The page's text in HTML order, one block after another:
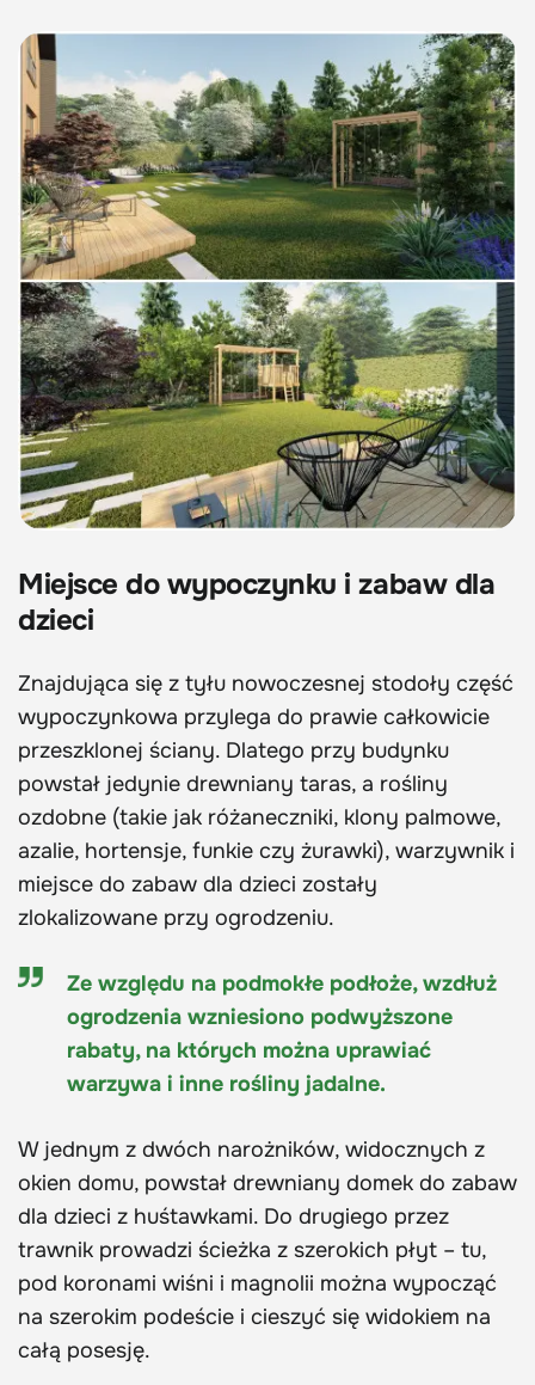
Miejsce do wypoczynku i zabaw dla
dzieci
Znajdująca się z tyłu nowoczesnej stodoły część
wypoczynkowa przylega do prawie całkowicie
przeszklonej ściany. Dlatego przy budynku
powstał jedynie drewniany taras, a rośliny
ozdobne (takie jak różaneczniki, klony palmowe,
azalie, hortensje, funkie czy żurawki), warzywnik i
miejsce do zabaw dla dzieci zostały
zlokalizowane przy ogrodzeniu.
Ze względu na podmokłe podłoże, wzdłuż
ogrodzenia wzniesiono podwyższone
rabaty, na których można uprawiać
warzywa i inne rośliny jadalne.
W jednym z dwóch narożników, widocznych z
okien domu, powstał drewniany domek do zabaw
dla dzieci z huśtawkami. Do drugiego przez
trawnik prowadzi ścieżka z szerokich płyt – tu,
pod koronami wiśni i magnolii można wypocząć
na szerokim podeście i cieszyć się widokiem na
całą posesję.